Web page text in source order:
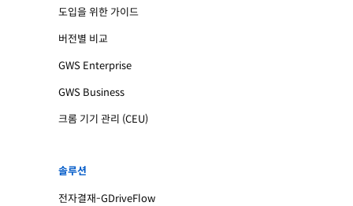
도입을 위한 가이드
버전별 비교
GWS Enterprise
GWS Business
크롬 기기 관리 (CEU)
솔루션
전자결재-GDriveFlow